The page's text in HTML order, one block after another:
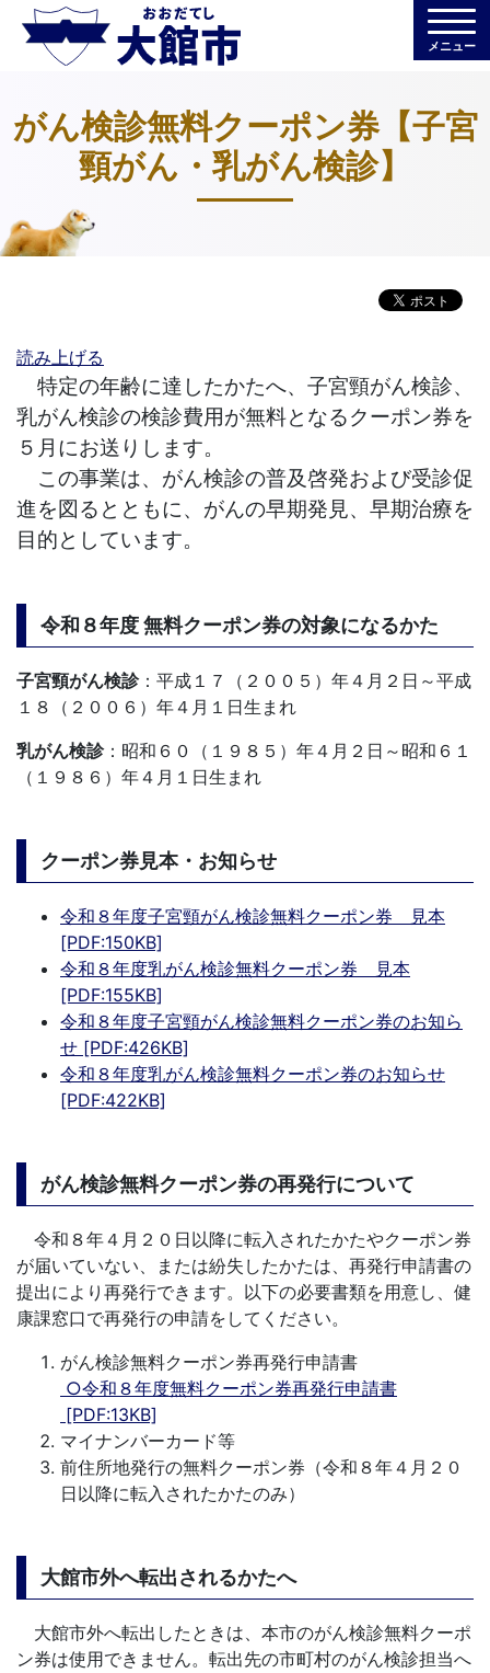
メニュー
がん検診無料クーポン券【子宮
頸がん・乳がん検診】
読み上げる
特定の年齢に達したかたへ、子宮頸がん検診、
乳がん検診の検診費用が無料となるクーポン券を
５月にお送りします。
この事業は、がん検診の普及啓発および受診促
進を図るとともに、がんの早期発見、早期治療を
目的としています。
令和８年度 無料クーポン券の対象になるかた
子宮頸がん検診：平成１７（２００５）年４月２日～平成
１８（２００６）年４月１日生まれ
乳がん検診：昭和６０（１９８５）年４月２日～昭和６１
（１９８６）年４月１日生まれ
クーポン券見本・お知らせ
令和８年度子宮頸がん検診無料クーポン券 見本
[PDF:150KB]
令和８年度乳がん検診無料クーポン券 見本
[PDF:155KB]
令和８年度子宮頸がん検診無料クーポン券のお知ら
せ [PDF:426KB]
令和８年度乳がん検診無料クーポン券のお知らせ
[PDF:422KB]
がん検診無料クーポン券の再発行について
令和８年４月２０日以降に転入されたかたやクーポン券
が届いていない、または紛失したかたは、再発行申請書の
提出により再発行できます。以下の必要書類を用意し、健
康課窓口で再発行の申請をしてください。
がん検診無料クーポン券再発行申請書
○令和８年度無料クーポン券再発行申請書
[PDF:13KB]
マイナンバーカード等
前住所地発行の無料クーポン券（令和８年４月２０
日以降に転入されたかたのみ）
大館市外へ転出されるかたへ
大館市外へ転出したときは、本市のがん検診無料クーポ
ン券は使用できません。転出先の市町村のがん検診担当へ